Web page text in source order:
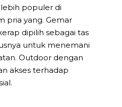
populer di
pria yang. Gemar
dipilih sebagai tas
untuk menemani
Outdoor dengan
akses terhadap